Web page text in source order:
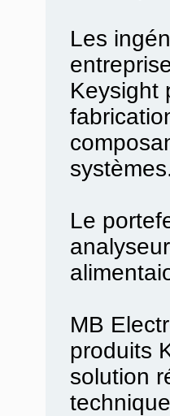
Les
Keysight
Le
MB
produits
solution